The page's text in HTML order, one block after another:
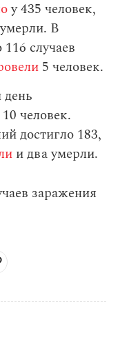
у 435 человек,
В
случаев
5 человек.
человек.
достигло 183,
и два умерли.
заражения